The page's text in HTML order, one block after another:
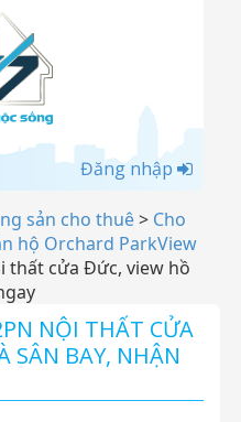
Đăng nhập
sản cho thuê> Cho
hộ Orchard ParkView
thất cửa Đức, view hồ
NỘI THẤT CỬA
SÂN BAY, NHẬN